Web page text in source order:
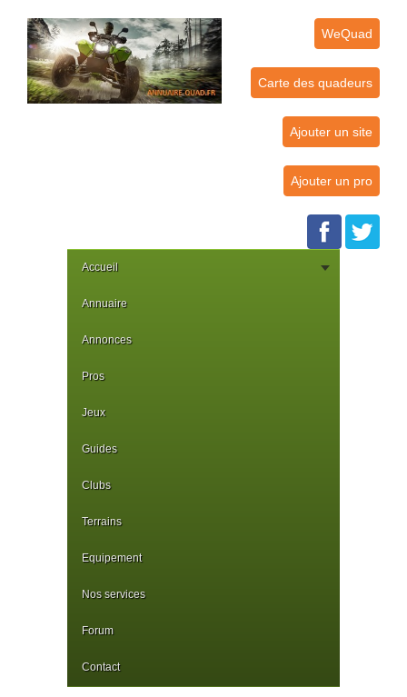
WeQuad
Carte des quadeurs
Ajouter un site
Ajouter un pro
Accueil
Annuaire
Annonces
Pros
Jeux
Guides
Clubs
Terrains
Equipement
Nos services
Forum
Contact